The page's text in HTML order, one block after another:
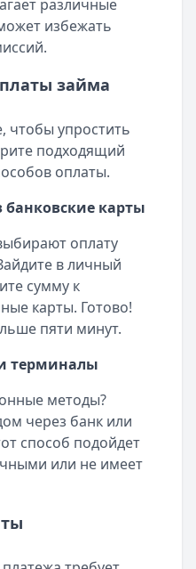
различные
избежать
займа
чтобы упростить
подходящий
оплаты.
карты
оплату
в личный
сумму к
карты. Готово!
пяти минут.
терминалы
методы?
через банк или
способ подойдет
или не имеет